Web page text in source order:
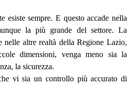
esiste sempre. E questo accade nella
la più grande del settore. La
nelle altre realtà della Regione Lazio,
dimensioni, venga meno sia la
la sicurezza.
vi sia un controllo più accurato di